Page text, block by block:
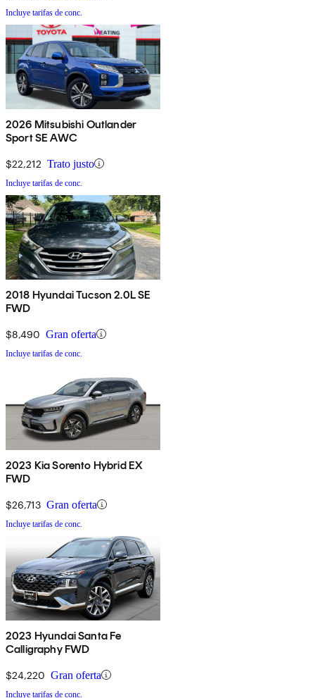
Incluye tarifas de conc.
2026 Mitsubishi Outlander
Sport SE AWC
$22,212 Trato justo
Incluye tarifas de conc.
2018 Hyundai Tucson 2.0L SE
FWD
$8,490 Gran oferta
Incluye tarifas de conc.
2023 Kia Sorento Hybrid EX
FWD
$26,713 Gran oferta
Incluye tarifas de conc.
2023 Hyundai Santa Fe
Calligraphy FWD
$24,220 Gran oferta
Incluye tarifas de conc.